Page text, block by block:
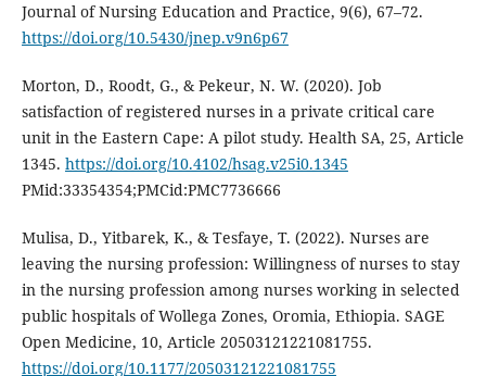
Journal of Nursing Education and Practice, 9(6), 67–72.
https://doi.org/10.5430/jnep.v9n6p67
Morton, D., Roodt, G., & Pekeur, N. W. (2020). Job
satisfaction of registered nurses in a private critical care
unit in the Eastern Cape: A pilot study. Health SA, 25, Article
1345. https://doi.org/10.4102/hsag.v25i0.1345
PMid:33354354;PMCid:PMC7736666
Mulisa, D., Yitbarek, K., & Tesfaye, T. (2022). Nurses are
leaving the nursing profession: Willingness of nurses to stay
in the nursing profession among nurses working in selected
public hospitals of Wollega Zones, Oromia, Ethiopia. SAGE
Open Medicine, 10, Article 20503121221081755.
https://doi.org/10.1177/20503121221081755